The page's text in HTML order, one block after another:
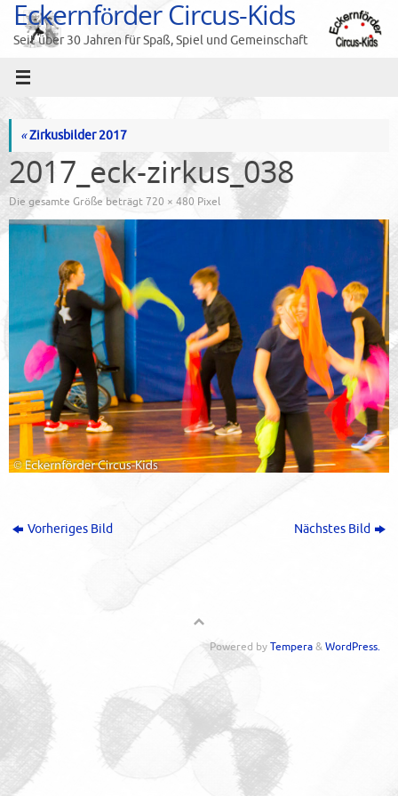
Zum
Inhalt
springen
Eckernförder Circus-Kids
Seit über 30 Jahren für Spaß, Spiel und Gemeinschaft
«Zirkusbilder 2017
2017_eck-zirkus_038
Die gesamte Größe beträgt720 × 480 Pixel
Vorheriges Bild Nächstes Bild
Powered byTempera&WordPress.